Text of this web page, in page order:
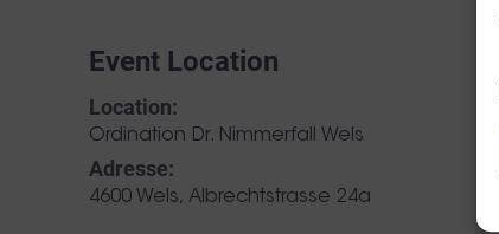
Event Location
Location:
Ordination Dr. Nimmerfall Wels
Adresse:
4600 Wels, Albrechtstrasse 24a